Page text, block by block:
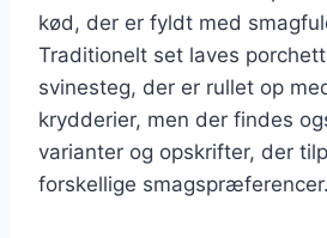
kød, der er fyldt med
Traditionelt set laves
svinesteg, der er rullet op
krydderier, men der findes
varianter og opskrifter, der
forskellige smagspræferencer.